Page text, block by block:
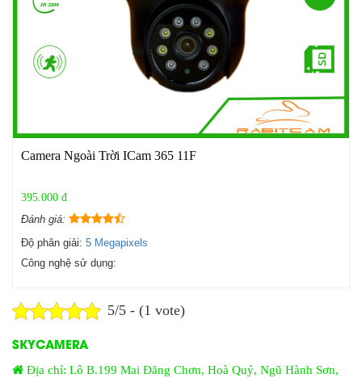
Camera Ngoài Trời ICam 365 11F
395.000 đ
Đánh giá:
Độ phân giải: 5 Megapixels
Công nghệ sử dụng:
5/5 - (1 vote)
SKYCAMERA
Địa chỉ: Lô B.199 Mai Đăng Chơn, Hoà Quý, Ngũ Hành Sơn,